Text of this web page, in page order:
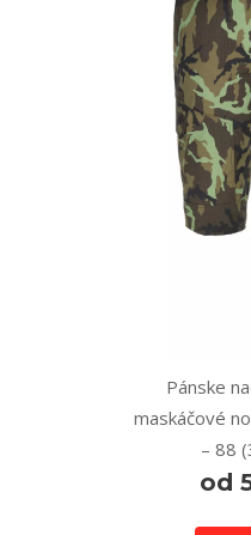
Pánske
maskáčové
– 88
od